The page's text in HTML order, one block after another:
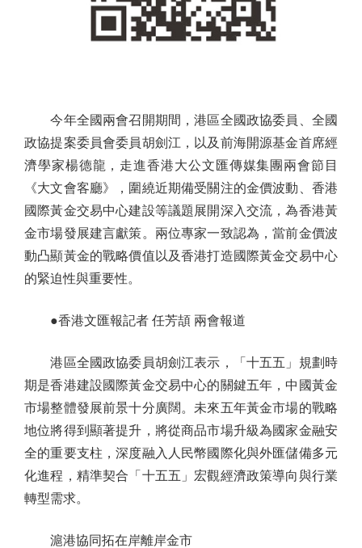
今年全國兩會召開期間，港區全國政協委員、全國
政協提案委員會委員胡劍江，以及前海開源基金首席經
濟學家楊德龍，走進香港大公文匯傳媒集團兩會節目
《大文會客廳》，圍繞近期備受關注的金價波動、香港
國際黃金交易中心建設等議題展開深入交流，為香港黃
金市場發展建言獻策。兩位專家一致認為，當前金價波
動凸顯黃金的戰略價值以及香港打造國際黃金交易中心
的緊迫性與重要性。
●香港文匯報記者 任芳頡 兩會報道
港區全國政協委員胡劍江表示，「十五五」規劃時
期是香港建設國際黃金交易中心的關鍵五年，中國黃金
市場整體發展前景十分廣闊。未來五年黃金市場的戰略
地位將得到顯著提升，將從商品市場升級為國家金融安
全的重要支柱，深度融入人民幣國際化與外匯儲備多元
化進程，精準契合「十五五」宏觀經濟政策導向與行業
轉型需求。
滬港協同拓在岸離岸金市